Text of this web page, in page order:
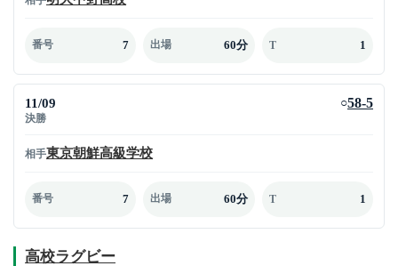
番号 7 出場 60分 T 1
11/09
決勝
○58-5
相手東京朝鮮高級学校
番号 7 出場 60分 T 1
高校ラグビー